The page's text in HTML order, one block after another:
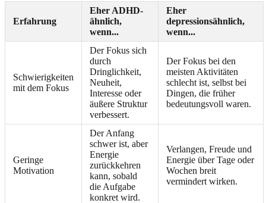
Erfahrung
Eher ADHD-
ähnlich,
wenn...
Eher
depressionsähnlich,
wenn...
Schwierigkeiten
mit dem Fokus
Der Fokus sich
durch
Dringlichkeit,
Neuheit,
Interesse oder
äußere Struktur
verbessert.
Der Fokus bei den
meisten Aktivitäten
schlecht ist, selbst bei
Dingen, die früher
bedeutungsvoll waren.
Geringe
Motivation
Der Anfang
schwer ist, aber
Energie
zurückkehren
kann, sobald
die Aufgabe
konkret wird.
Verlangen, Freude und
Energie über Tage oder
Wochen breit
vermindert wirken.